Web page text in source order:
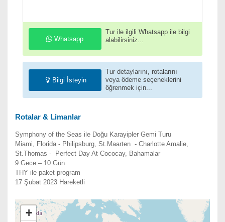
Whatsapp
Tur ile ilgili Whatsapp ile bilgi
alabilirsiniz...
Bilgi İsteyin
Tur detaylarını, rotalarını
veya ödeme seçeneklerini
öğrenmek için...
Rotalar & Limanlar
Symphony of the Seas ile Doğu Karayipler Gemi Turu
Miami, Florida - Philipsburg, St.Maarten - Charlotte Amalie,
St.Thomas - Perfect Day At Cococay, Bahamalar
9 Gece – 10 Gün
THY ile paket program
17 Şubat 2023 Hareketli
+